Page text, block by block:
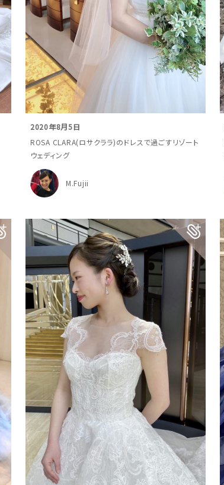
2020年8月5日
ROSA CLARA(ロサクララ)のドレスで過ごすリゾート
ウェディング
M.Fujii